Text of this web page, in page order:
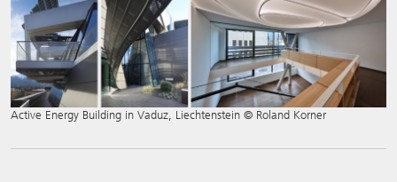
Active Energy Building in Vaduz, Liechtenstein © Roland Korner